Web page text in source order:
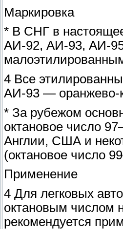
Маркировка
* В СНГ в
АИ-92, АИ-93, АИ-
4 Все
АИ-93 —
* За рубежом
октановое число
Англии, США и
(октановое число
Применение
4 Для легковых
октановым числом
рекомендуется